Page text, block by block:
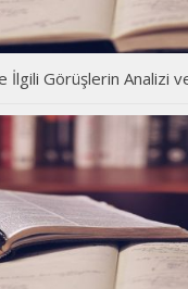
Görüşlerin Analizi